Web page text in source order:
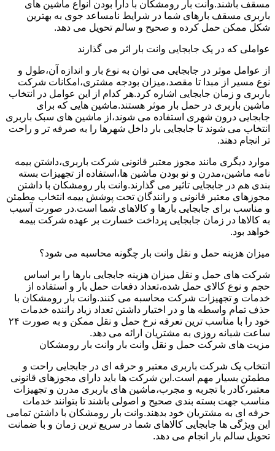
مسقف باشند.وانت بار رومشکان با دارا بودن انواع ماشین های
باربری مسقف بارهای شما در شرایط نامساعد جوی به بهترین
شکل ممکن حمل کرده و صحیح و سالم تحویل می دهد.
عواملی که در یک جابجایی وانت بار اثر می گذارند
از عوامل موثر در جابجایی می توان به نوع بار و اندازه آن،طول و
نوع مسیر از مبدا تا مقصد،میزان بودجه مشتری،امکانات شرکت
باربری و زمان جابجایی اشاره کرد.هر کدام از این عوامل در انتخاب
ماشین باربری در حمل بار موثر هستند.ماشین هایی که برای
جابجایی درون شهری استفاده می شوند،از ماشین های سبک باربری
انتخاب می شوند تا جابجایی بار داخل شهرها را به صرفه تر و راحت
تر انجام دهند.
موارد دیگری مانند مجوز معتبر قانونی شرکت باربری،داشتن بیمه
نامه ماشین،مدرن و نو بودن ماشین ها،استفاده از تجهیزات بسته
بندی هم در جابجایی تاثیر می گذارند.وانت بار رومشکان با داشتن
مجوزهای معتبر قانونی و رانندگان تحت پوشش بیمه انتخاب مطمئن
و مناسب برای جابجایی بارها و کالاهای شما است.در صورت آسیب
به کالاها در زمان جابجایی پرداخت خسارت بر عهده شرکت بیمه
خواهد بود.
میزان هزینه حمل و نقل وانت بار چگونه محاسبه می شود؟
شرکت های حمل و نقل میزان هزینه جابجایی بارها را بر اساس
حجم و نوع کالای حمل شده،تعداد دفعات حمل بار و استفاده از
خدمات و تجهیزات شرکت محاسبه می کنند.وانت بار رومشکان با
حذف تمام واسطه ها و در اختیار داشتن تعداد زیاد راننده خدمات
خود را با مناسب ترین تعرفه نرخ حمل و نقل ممکن و به صورت ۲۴
ساعت شبانه روزی به مشتریان ارائه می دهد.
مزیت های شرکت حمل و نقل وانت بار وانت بار رومشکان
انتخاب یک شرکت باربری معتبر و حرفه ای در جابجایی راحت و
مطمئن بسیار مهم است.این شرکت ها باید دارای مجوزهای قانونی
معتبر،کادر با تجربه و مجرب،ماشین های باربری مدرن و تجهیزات
مناسب جهت بسته بندی صحیح و اصولی باشند تا بتوانند خدمات
حرفه ای به مشتریان خود بدهند.وانت بار رومشکان با داشتن تمامی
این ویژگی ها جابجایی کالاهای شما در سریع ترین زمان و با ضمانت
تحویل سالم بار انجام می دهد.